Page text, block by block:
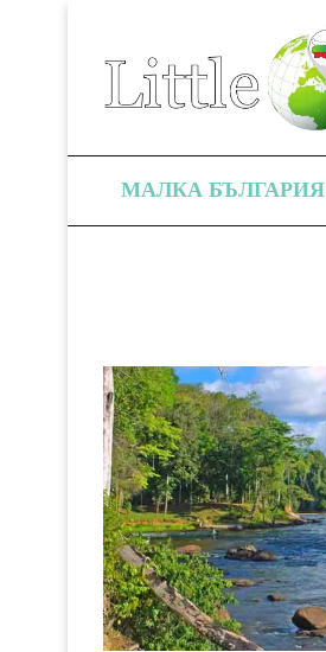
МАЛКА БЪЛГАРИЯ